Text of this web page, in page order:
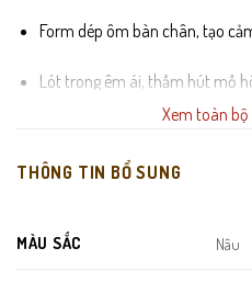
Form dép ôm bàn chân, tạo
Lót trong êm ái, thấm hút mồ
Đế cao su nguyên khối, đàn
Đường may thủ công chắc
Xem toàn
THÔNG TIN BỔ SUNG
MÀU SẮC Nâu